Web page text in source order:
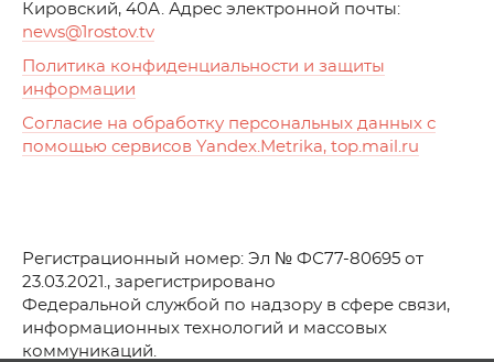
Кировский, 40А. Адрес электронной почты:
news@1rostov.tv
Политика конфиденциальности и защиты
информации
Согласие на обработку персональных данных с
помощью сервисов Yandex.Metrika, top.mail.ru
Регистрационный номер: Эл № ФС77-80695 от
23.03.2021., зарегистрировано
Федеральной службой по надзору в сфере связи,
информационных технологий и массовых
коммуникаций.